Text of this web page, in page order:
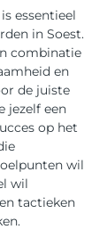
essentieel
in Soest.
combinatie
en
de juiste
jezelf een
op het
wil
wil
tactieken